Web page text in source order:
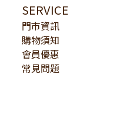
SERVICE
門市資訊
購物須知
會員優惠
常見問題